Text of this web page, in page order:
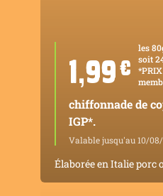
1,99 ¤
les
soit
chiffonnade de
IGP*.
Valable jusqu'au 10/
Élaborée en Italie porc